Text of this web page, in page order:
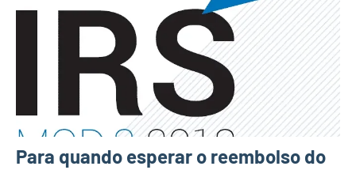
Para quando esperar o reembolso do